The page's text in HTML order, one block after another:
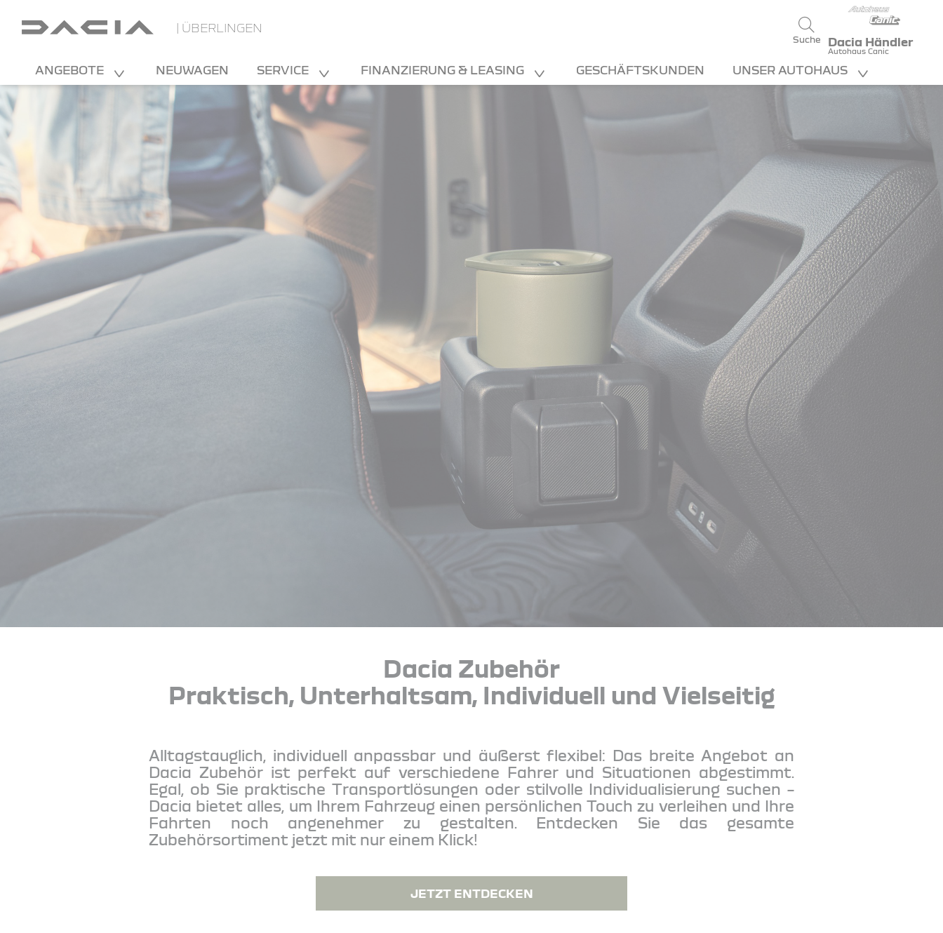
| ÜBERLINGEN
Suche Dacia Händler
Autohaus Canic
ANGEBOTE NEUWAGEN SERVICE FINANZIERUNG & LEASING GESCHÄFTSKUNDEN UNSER AUTOHAUS
Dacia Zubehör
Praktisch, Unterhaltsam, Individuell und Vielseitig
Alltagstauglich, individuell anpassbar und äußerst flexibel: Das breite Angebot an
Dacia Zubehör ist perfekt auf verschiedene Fahrer und Situationen abgestimmt.
Egal, ob Sie praktische Transportlösungen oder stilvolle Individualisierung suchen –
Dacia bietet alles, um Ihrem Fahrzeug einen persönlichen Touch zu verleihen und Ihre
Fahrten noch angenehmer zu gestalten. Entdecken Sie das gesamte
Zubehörsortiment jetzt mit nur einem Klick!
JETZT ENTDECKEN